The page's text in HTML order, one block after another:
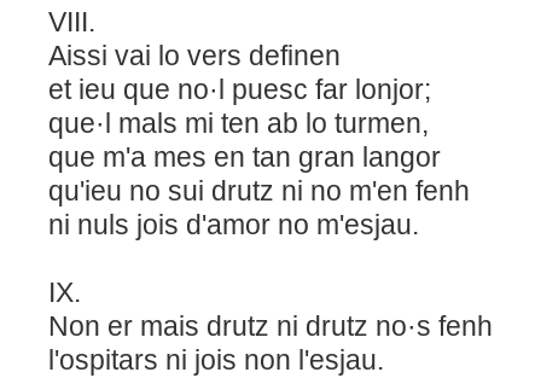
VIII.
Aissi vai lo vers definen
et ieu que no·l puesc far lonjor;
que·l mals mi ten ab lo turmen,
que m'a mes en tan gran langor
qu'ieu no sui drutz ni no m'en fenh
ni nuls jois d'amor no m'esjau.
IX.
Non er mais drutz ni drutz no·s fenh
l'ospitars ni jois non l'esjau.